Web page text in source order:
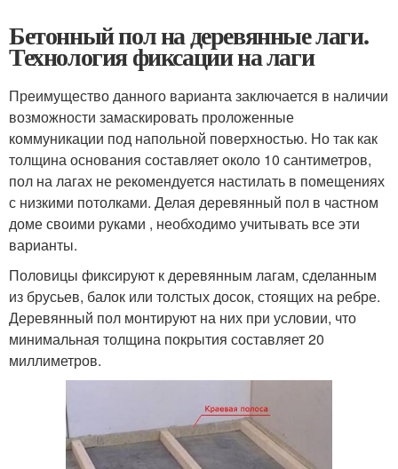
Бетонный пол на деревянные лаги.
Технология фиксации на лаги
Преимущество данного варианта заключается в наличии
возможности замаскировать проложенные
коммуникации под напольной поверхностью. Но так как
толщина основания составляет около 10 сантиметров,
пол на лагах не рекомендуется настилать в помещениях
с низкими потолками. Делая деревянный пол в частном
доме своими руками , необходимо учитывать все эти
варианты.
Половицы фиксируют к деревянным лагам, сделанным
из брусьев, балок или толстых досок, стоящих на ребре.
Деревянный пол монтируют на них при условии, что
минимальная толщина покрытия составляет 20
миллиметров.